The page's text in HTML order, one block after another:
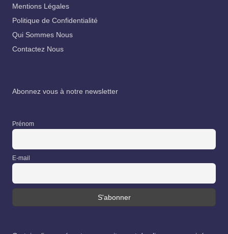
Mentions Légales
Politique de Confidentialité
Qui Sommes Nous
Contactez Nous
Abonnez vous à notre newsletter
Prénom
E-mail